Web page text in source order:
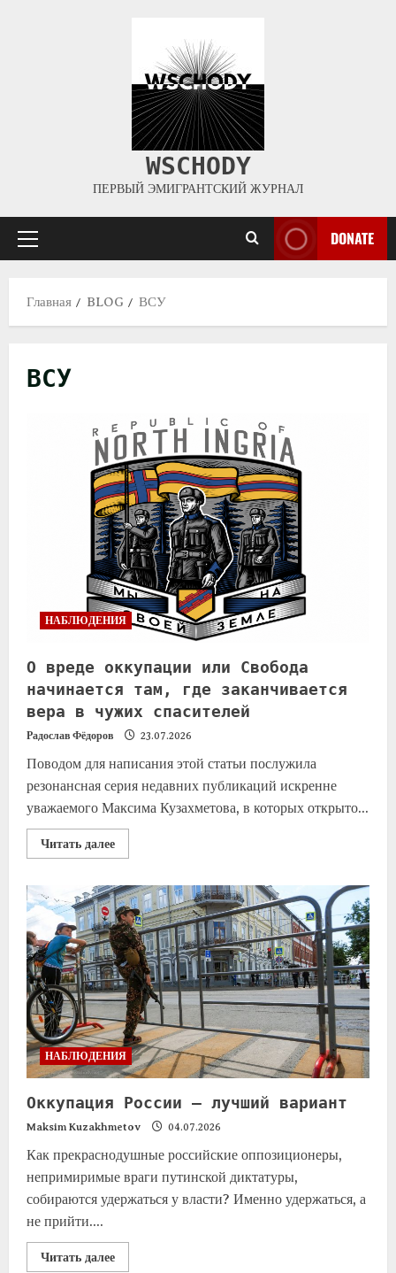
WSCHODY
ПЕРВЫЙ ЭМИГРАНТСКИЙ ЖУРНАЛ
DONATE
Главная BLOG ВСУ
ВСУ
НАБЛЮДЕНИЯ
О вреде оккупации или Свобода
начинается там, где заканчивается
вера в чужих спасителей
Радослав Фёдоров 23.07.2026
Поводом для написания этой статьи послужила
резонансная серия недавних публикаций искренне
уважаемого Максима Кузахметова, в которых открыто...
Читать далее
НАБЛЮДЕНИЯ
Оккупация России — лучший вариант
Maksim Kuzakhmetov 04.07.2026
Как прекраснодушные российские оппозиционеры,
непримиримые враги путинской диктатуры,
собираются удержаться у власти? Именно удержаться, а
не прийти....
Читать далее